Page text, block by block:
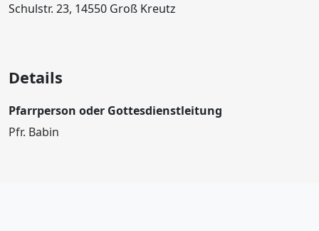
Schulstr. 23, 14550 Groß Kreutz
Details
Pfarrperson oder Gottesdienstleitung
Pfr. Babin